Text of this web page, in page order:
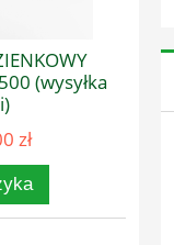
(wysyłka
zł